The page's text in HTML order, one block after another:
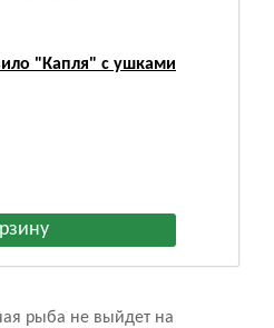
"Капля" с ушками
рыба не выйдет на